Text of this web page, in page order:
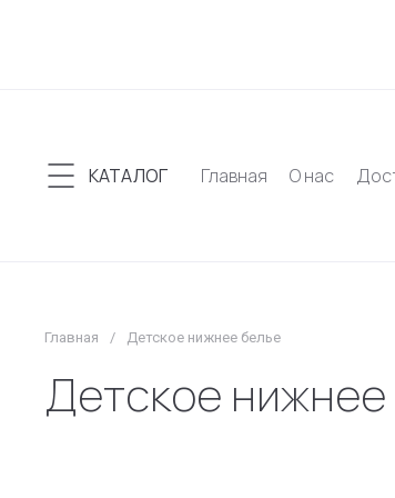
КАТАЛОГ Главная О нас
Главная / Детское нижнее белье
Детское нижнее